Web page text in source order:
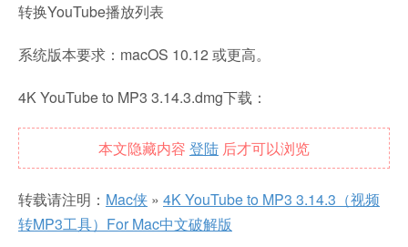
转换YouTube播放列表
系统版本要求：macOS 10.12 或更高。
4K YouTube to MP3 3.14.3.dmg下载：
本文隐藏内容 登陆 后才可以浏览
转载请注明： Mac侠 » 4K YouTube to MP3 3.14.3（视频
转MP3工具）For Mac中文破解版